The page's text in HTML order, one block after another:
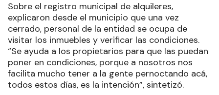
Sobre el registro municipal de alquileres,
explicaron desde el municipio que una vez
cerrado, personal de la entidad se ocupa de
visitar los inmuebles y verificar las condiciones.
“Se ayuda a los propietarios para que las puedan
poner en condiciones, porque a nosotros nos
facilita mucho tener a la gente pernoctando acá,
todos estos días, es la intención”, sintetizó.